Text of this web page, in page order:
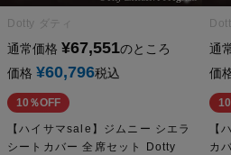
Dotty ダティ
通常価格 ¥67,551のところ
価格 ¥60,796税込
10％OFF
【ハイサマsale】ジムニー シエラ
シートカバー 全席セット Dotty
通
価
【
カ